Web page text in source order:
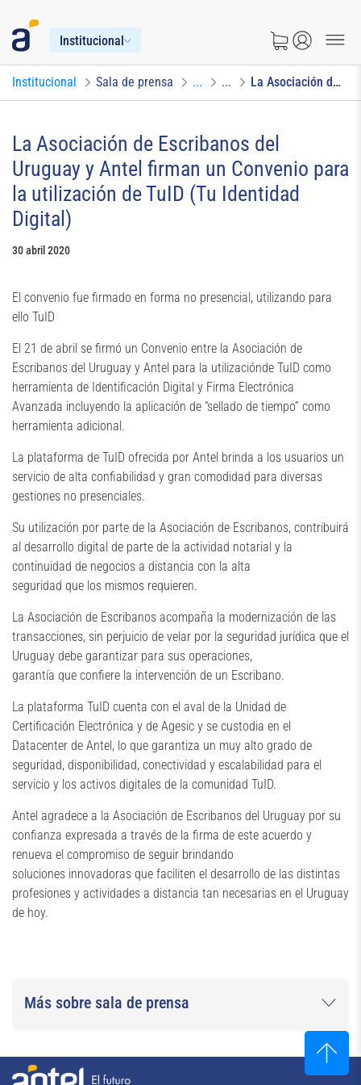
Institucional
Institucional Sala de prensa ... ... La Asociación de Escribanos del Uruguay y Antel firman un Convenio para la utilización de TuID (Tu Identidad Digital)
La Asociación de Escribanos del
Uruguay y Antel firman un Convenio para
la utilización de TuID (Tu Identidad
Digital)
30 abril 2020
El convenio fue firmado en forma no presencial, utilizando para
ello TuID
El 21 de abril se firmó un Convenio entre la Asociación de
Escribanos del Uruguay y Antel para la utilizaciónde TuID como
herramienta de Identificación Digital y Firma Electrónica
Avanzada incluyendo la aplicación de “sellado de tiempo” como
herramienta adicional.
La plataforma de TuID ofrecida por Antel brinda a los usuarios un
servicio de alta confiabilidad y gran comodidad para diversas
gestiones no presenciales.
Su utilización por parte de la Asociación de Escribanos, contribuirá
al desarrollo digital de parte de la actividad notarial y la
continuidad de negocios a distancia con la alta
seguridad que los mismos requieren.
La Asociación de Escribanos acompaña la modernización de las
transacciones, sin perjuicio de velar por la seguridad jurídica que el
Uruguay debe garantizar para sus operaciones,
garantía que confiere la intervención de un Escribano.
La plataforma TuID cuenta con el aval de la Unidad de
Certificación Electrónica y de Agesic y se custodia en el
Datacenter de Antel, lo que garantiza un muy alto grado de
seguridad, disponibilidad, conectividad y escalabilidad para el
servicio y los activos digitales de la comunidad TuID.
Antel agradece a la Asociación de Escribanos del Uruguay por su
confianza expresada a través de la firma de este acuerdo y
renueva el compromiso de seguir brindando
soluciones innovadoras que faciliten el desarrollo de las distintas
profesiones y actividades a distancia tan necesarias en el Uruguay
de hoy.
Más sobre sala de prensa